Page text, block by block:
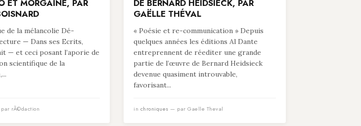
ET MORGAINE, PAR
de la mélancolie Dé-
— Dans ses Ecrits,
— et ceci posant l’aporie de
scientifique de la
rÃ©daction
DE BERNARD HEIDSIECK, PAR
GAËLLE THÉVAL
« Poésie et re-communication » Depuis
quelques années les éditions Al Dante
entreprennent de réediter une grande
partie de l’œuvre de Bernard Heidsieck
devenue quasiment introuvable,
favorisant...
in chroniques — par Gaelle Theval